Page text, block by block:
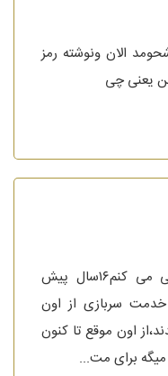
الان ونوشته رمز
با سلام ،من در شهر بهبهان زندگی می کنم۱۶سال پیش
سربازی از اون
اون موقع تا کنون
میگه برای مت...